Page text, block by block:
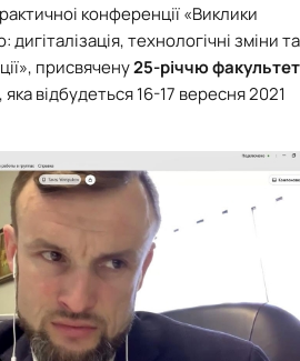
конференції «Виклики
технологічні зміни та
присвячену25-річчю
, яка відбудеться 16-17 вересня 2021